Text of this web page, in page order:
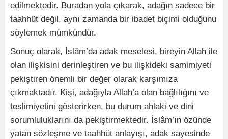
edilmektedir. Buradan yola çıkarak, adağın sadece bir
taahhüt değil, aynı zamanda bir ibadet biçimi olduğunu
söylemek mümkündür.
Sonuç olarak, İslâm’da adak meselesi, bireyin Allah ile
olan ilişkisini derinleştiren ve bu ilişkideki samimiyeti
pekiştiren önemli bir değer olarak karşımıza
çıkmaktadır. Kişi, adağıyla Allah’a olan bağlılığını ve
teslimiyetini gösterirken, bu durum ahlaki ve dini
sorumluluklarını da pekiştirmektedir. İslâm’ın özünde
yatan sözleşme ve taahhüt anlayışı, adak sayesinde